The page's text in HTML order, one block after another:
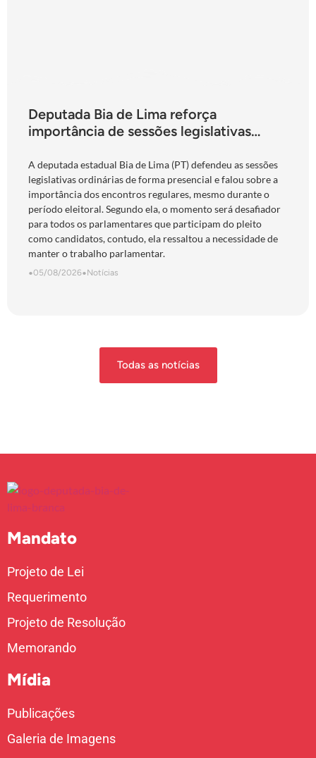
Deputada Bia de Lima reforça
importância de sessões legislativas
“obrigação com o povo de Goiás”
A deputada estadual Bia de Lima (PT) defendeu as sessões
legislativas ordinárias de forma presencial e falou sobre a
importância dos encontros regulares, mesmo durante o
período eleitoral. Segundo ela, o momento será desafiador
para todos os parlamentares que participam do pleito
como candidatos, contudo, ela ressaltou a necessidade de
manter o trabalho parlamentar.
•05/08/2026•Notícias
Todas as notícias
Mandato
Projeto de Lei
Requerimento
Projeto de Resolução
Memorando
Mídia
Publicações
Galeria de Imagens